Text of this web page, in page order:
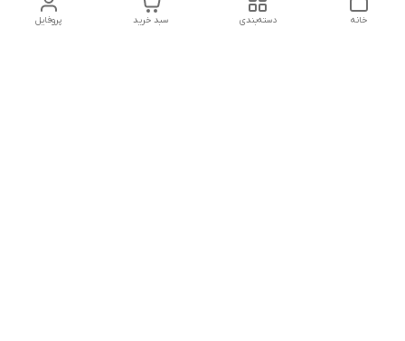
پروفایل سبد خرید دسته‌بندی خانه